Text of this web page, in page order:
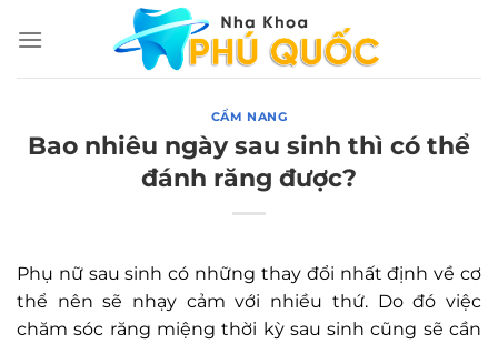
đến
CẨM NANG
Bao nhiêu ngày sau sinh thì có thể
đánh răng được?
Phụ nữ sau sinh có những thay đổi nhất định về cơ
thể nên sẽ nhạy cảm với nhiều thứ. Do đó việc
chăm sóc răng miệng thời kỳ sau sinh cũng sẽ cần